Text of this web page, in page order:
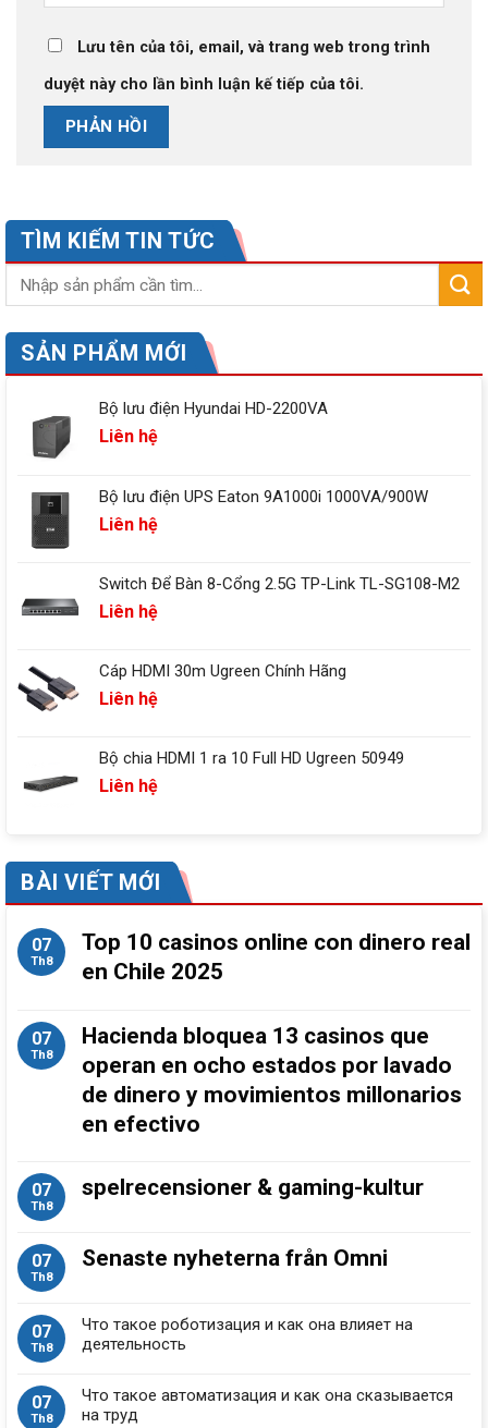
Lưu tên của tôi, email, và trang web trong trình
duyệt này cho lần bình luận kế tiếp của tôi.
TÌM KIẾM TIN TỨC
SẢN PHẨM MỚI
Bộ lưu điện Hyundai HD-2200VA
Liên hệ
Bộ lưu điện UPS Eaton 9A1000i 1000VA/900W
Liên hệ
Switch Để Bàn 8-Cổng 2.5G TP-Link TL-SG108-M2
Liên hệ
Cáp HDMI 30m Ugreen Chính Hãng
Liên hệ
Bộ chia HDMI 1 ra 10 Full HD Ugreen 50949
Liên hệ
BÀI VIẾT MỚI
07
Th8
Top 10 casinos online con dinero real
en Chile 2025
07
Th8
Hacienda bloquea 13 casinos que
operan en ocho estados por lavado
de dinero y movimientos millonarios
en efectivo
07
Th8
spelrecensioner & gaming-kultur
07
Th8
Senaste nyheterna från Omni
07
Th8
Что такое роботизация и как она влияет на
деятельность
07
Th8
Что такое автоматизация и как она сказывается
на труд